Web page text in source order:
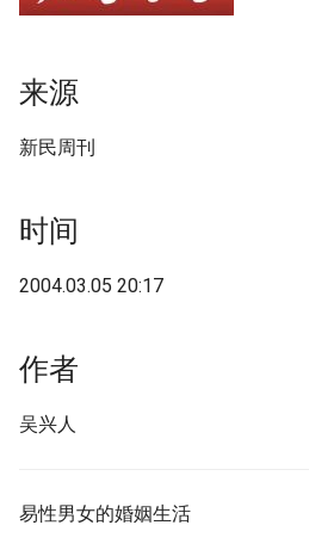
a
c
h
来源
新民周刊
时间
2004.03.05 20:17
作者
吴兴人
易性男女的婚姻生活